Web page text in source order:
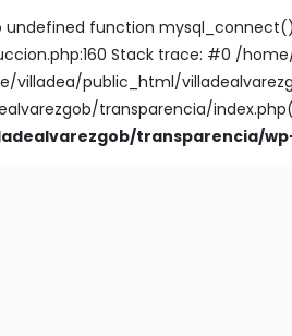
undefined function
Stack trace: #0 /
villadea/public_html/
transparencia/
transparencia/